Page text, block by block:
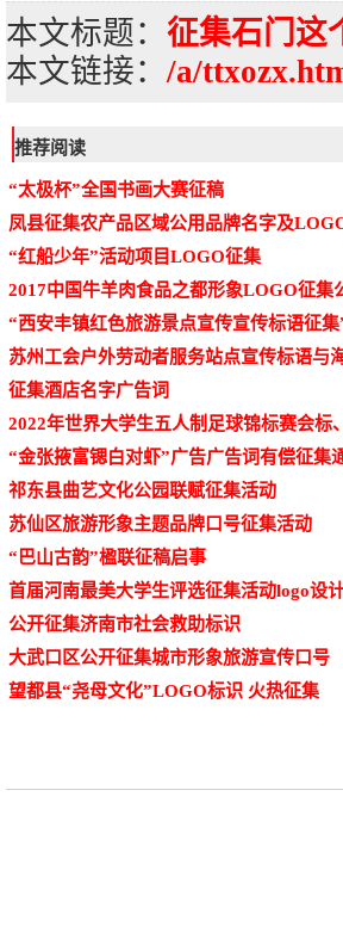
本文标题： 征集石门
本文链接：/a/
推荐阅读
“太极杯”全国书画大赛征稿
凤县征集农产品区域公用品牌名字及
“红船少年”活动项目LOGO征集
2017中国牛羊肉食品之都形象LOGO征集
“西安丰镇红色旅游景点宣传宣传标语征集
苏州工会户外劳动者服务站点宣传标语与
征集酒店名字广告词
2022年世界大学生五人制足球锦标赛会标
“金张掖富锶白对虾”广告广告词有偿征集
祁东县曲艺文化公园联赋征集活动
苏仙区旅游形象主题品牌口号征集活动
“巴山古韵”楹联征稿启事
首届河南最美大学生评选征集活动logo设
公开征集济南市社会救助标识
大武口区公开征集城市形象旅游宣传口号
望都县“尧母文化”LOGO标识 火热征集